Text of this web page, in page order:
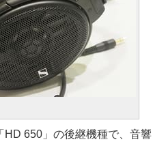
650」の後継機種で、音響